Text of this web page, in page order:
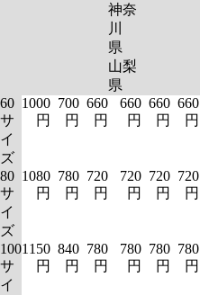
神奈
川
県
山梨
県
60
サ
イ
ズ
1000
円
700
円
660
円
660
円
660
円
660
円
80
サ
イ
ズ
1080
円
780
円
720
円
720
円
720
円
720
円
100
サ
イ
1150
円
840
円
780
円
780
円
780
円
780
円